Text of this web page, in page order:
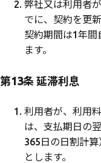
弊社又は利用者
でに、契約を更
契約期間は1年間
ます。
第13条 延滞利息
利用者が、利用
は、支払期日の
365日の日割計
とします。